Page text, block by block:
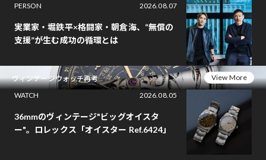
PERSON
2026.08.07
実業家・堀鉄平×格闘家・朝倉海、“無償の
支援”が生む成功の循環とは
ヴィンテージウォッチ再考
View More
WATCH
2026.08.05
36mmのヴィンテージ"ビッグオイスタ
ー"。ロレックス「オイスター Ref.6424」